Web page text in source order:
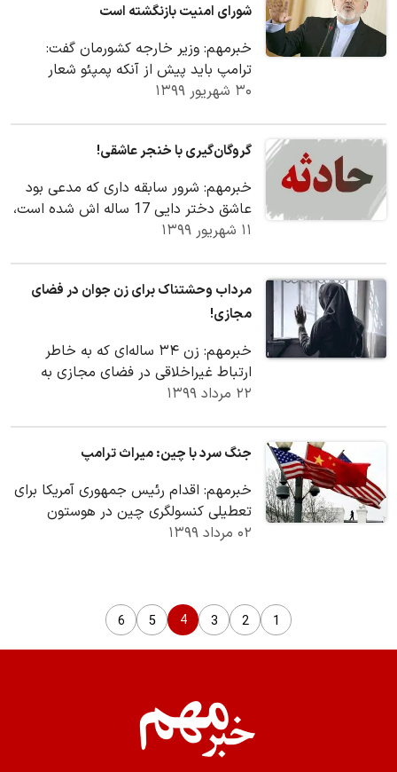
شورای امنیت بازنگشته است
خبرمهم: وزیر خارجه کشورمان گفت:
ترامپ باید پیش از آنکه پمپئو شعار
تبلیغاتی‌اش (عظمت را به آمریکا
۳۰ شهریور ۱۳۹۹
گروگان‌گیری با خنجر عاشقی!
خبرمهم: شرور سابقه داری که مدعی بود
عاشق دختر دایی 17 ساله اش شده است،
در اقدامی جنون آمیز دست به گروگان
۱۱ شهریور ۱۳۹۹
مرداب وحشتناک برای زن جوان در فضای
مجازی!
خبرمهم: زن ۳۴ ساله‌ای که به خاطر
ارتباط غیراخلاقی در فضای مجازی به
مردابی سقوط کرده؛ درباره این ماجرای
۲۲ مرداد ۱۳۹۹
جنگ سرد با چین: میراث ترامپ
خبرمهم: اقدام رئیس جمهوری آمریکا برای
تعطیلی کنسولگری چین در هوستون
تازه‌ترین تنش میان واشنگتن و پکن است
۰۲ مرداد ۱۳۹۹
1
2
3
4
5
6